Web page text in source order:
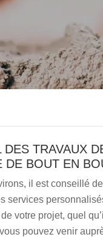
TRAVAUX
DE BOUT EN
il est conseillé
services
votre projet, quel
pouvez venir